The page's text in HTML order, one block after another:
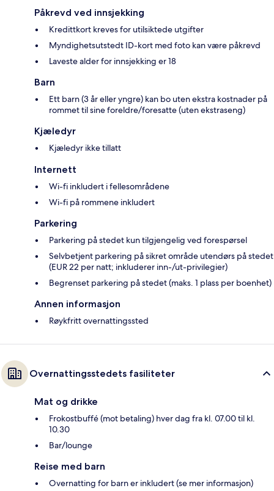
Påkrevd ved innsjekking
Kredittkort kreves for utilsiktede utgifter
Myndighetsutstedt ID-kort med foto kan være påkrevd
Laveste alder for innsjekking er 18
Barn
Ett barn (3 år eller yngre) kan bo uten ekstra kostnader på
rommet til sine foreldre/foresatte (uten ekstraseng)
Kjæledyr
Kjæledyr ikke tillatt
Internett
Wi-fi inkludert i fellesområdene
Wi-fi på rommene inkludert
Parkering
Parkering på stedet kun tilgjengelig ved forespørsel
Selvbetjent parkering på sikret område utendørs på stedet
(EUR 22 per natt; inkluderer inn-/ut-privilegier)
Begrenset parkering på stedet (maks. 1 plass per boenhet)
Annen informasjon
Røykfritt overnattingssted
Overnattingsstedets fasiliteter
Mat og drikke
Frokostbuffé (mot betaling) hver dag fra kl. 07.00 til kl.
10.30
Bar/lounge
Reise med barn
Overnatting for barn er inkludert (se mer informasjon)